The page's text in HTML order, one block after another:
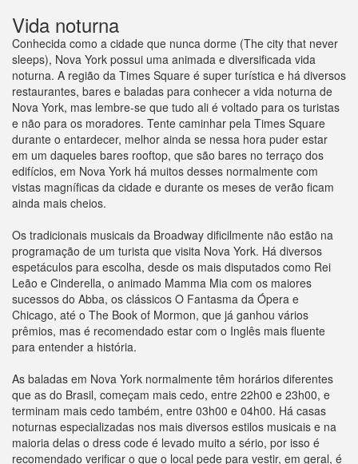
Vida noturna
Conhecida como a cidade que nunca dorme (The city that never
sleeps), Nova York possui uma animada e diversificada vida
noturna. A região da Times Square é super turística e há diversos
restaurantes, bares e baladas para conhecer a vida noturna de
Nova York, mas lembre-se que tudo ali é voltado para os turistas
e não para os moradores. Tente caminhar pela Times Square
durante o entardecer, melhor ainda se nessa hora puder estar
em um daqueles bares rooftop, que são bares no terraço dos
edifícios, em Nova York há muitos desses normalmente com
vistas magníficas da cidade e durante os meses de verão ficam
ainda mais cheios.
Os tradicionais musicais da Broadway dificilmente não estão na
programação de um turista que visita Nova York. Há diversos
espetáculos para escolha, desde os mais disputados como Rei
Leão e Cinderella, o animado Mamma Mia com os maiores
sucessos do Abba, os clássicos O Fantasma da Ópera e
Chicago, até o The Book of Mormon, que já ganhou vários
prêmios, mas é recomendado estar com o Inglês mais fluente
para entender a história.
As baladas em Nova York normalmente têm horários diferentes
que as do Brasil, começam mais cedo, entre 22h00 e 23h00, e
terminam mais cedo também, entre 03h00 e 04h00. Há casas
noturnas especializadas nos mais diversos estilos musicais e na
maioria delas o dress code é levado muito a sério, por isso é
recomendado verificar o que o local pede para vestir, em geral, é